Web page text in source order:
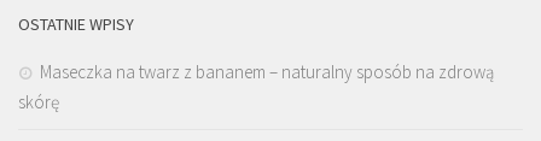
OSTATNIE WPISY
Maseczka na twarz z bananem – naturalny sposób na zdrową
skórę